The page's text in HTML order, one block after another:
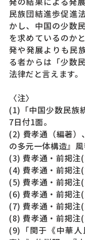
民族団結進歩促進
かし、中国の少数
を求めているのか
発や発展よりも民
る者からは「少数
法律だと言えます。
〈注〉
(1)「中国少数民族
7日付1面。
(2) 費孝通（編著
の多元一体構造』
(3) 費孝通・前掲注
(4) 費孝通・前掲注
(5) 費孝通・前掲注
(6) 費孝通・前掲注
(7) 費孝通・前掲注
(8) 費孝通・前掲注
(9)「関于《中華